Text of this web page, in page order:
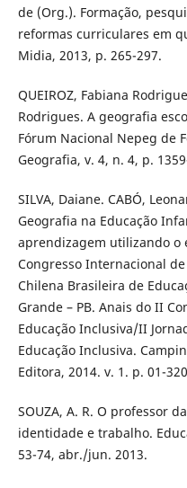
de (Org.). Formação,
reformas curriculares em
Midia, 2013, p. 265-297.
QUEIROZ, Fabiana
Rodrigues. A geografia
Fórum Nacional Nepeg de
Geografia, v. 4, n. 4, p.
SILVA, Daiane. CABÓ,
Geografia na Educação
aprendizagem utilizando o
Congresso Internacional
Chilena Brasileira de
Grande – PB. Anais do II
Educação Inclusiva/II
Educação Inclusiva.
Editora, 2014. v. 1. p. 01-
SOUZA, A. R. O professor
identidade e trabalho.
53-74, abr./jun. 2013.